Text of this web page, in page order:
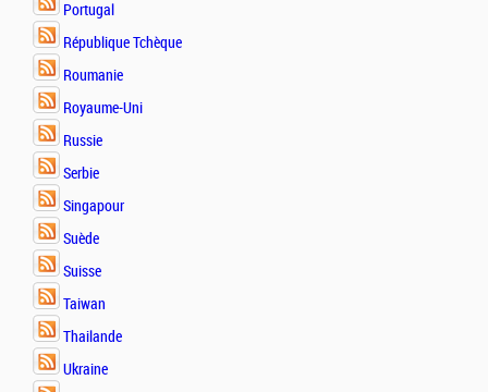
Portugal
République Tchèque
Roumanie
Royaume-Uni
Russie
Serbie
Singapour
Suède
Suisse
Taiwan
Thailande
Ukraine